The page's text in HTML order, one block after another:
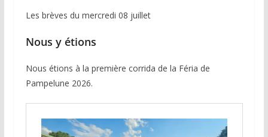
Les brèves du mercredi 08 juillet
Nous y étions
Nous étions à la première corrida de la Féria de
Pampelune 2026.